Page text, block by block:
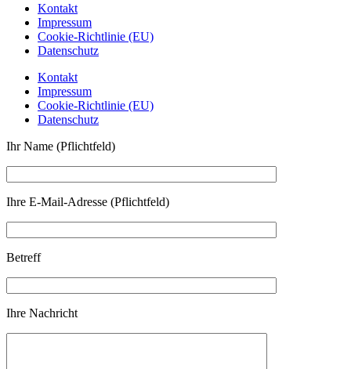
Kontakt
Impressum
Cookie-Richtlinie (EU)
Datenschutz
Kontakt
Impressum
Cookie-Richtlinie (EU)
Datenschutz
Ihr Name (Pflichtfeld)
Ihre E-Mail-Adresse (Pflichtfeld)
Betreff
Ihre Nachricht